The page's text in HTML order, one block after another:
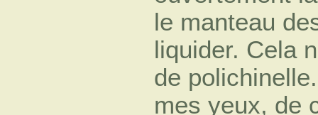
le manteau
liquider. Cela
de
mes yeux, de